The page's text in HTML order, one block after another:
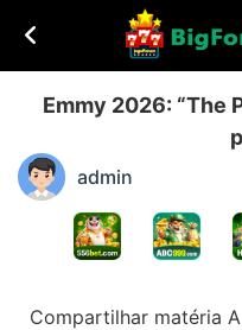
Emmy 2026: “The
admin
Compartilhar matéria